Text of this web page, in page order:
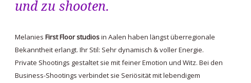
und zu shooten.
MelaniesFirst Floor studiosin Aalen haben längst überregionale
Bekanntheit erlangt. Ihr Stil: Sehr dynamisch & voller Energie.
Private Shootings gestaltet sie mit feiner Emotion und Witz. Bei den
Business-Shootings verbindet sie Seriösität mit lebendigem